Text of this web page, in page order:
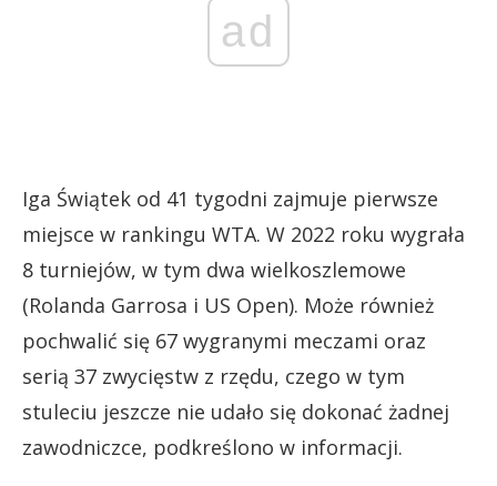
ad
Iga Świątek od 41 tygodni zajmuje pierwsze
miejsce w rankingu WTA. W 2022 roku wygrała
8 turniejów, w tym dwa wielkoszlemowe
(Rolanda Garrosa i US Open). Może również
pochwalić się 67 wygranymi meczami oraz
serią 37 zwycięstw z rzędu, czego w tym
stuleciu jeszcze nie udało się dokonać żadnej
zawodniczce, podkreślono w informacji.